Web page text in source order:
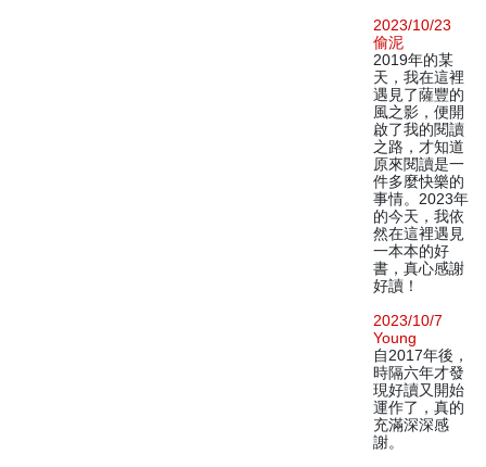
2023/10/23
偷泥
2019年的某
天，我在這裡
遇見了薩豐的
風之影，便開
啟了我的閱讀
之路，才知道
原來閱讀是一
件多麼快樂的
事情。2023年
的今天，我依
然在這裡遇見
一本本的好
書，真心感謝
好讀！
2023/10/7
Young
自2017年後，
時隔六年才發
現好讀又開始
運作了，真的
充滿深深感
謝。